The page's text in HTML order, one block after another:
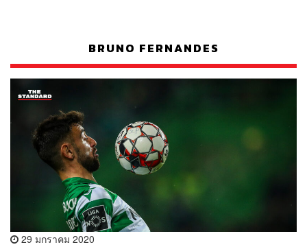
BRUNO FERNANDES
29 มกราคม 2020